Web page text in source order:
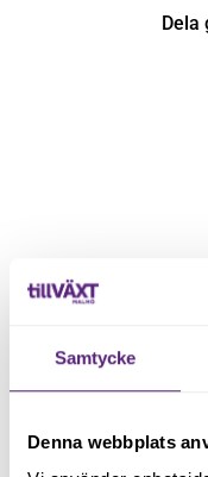
Samtycke
Denna webbplats
Dela
Håll dig
Registrera dig på